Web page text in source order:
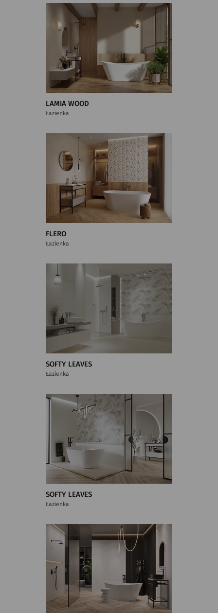
LAMIA WOOD
Łazienka
FLERO
Łazienka
SOFTY LEAVES
Łazienka
SOFTY LEAVES
Łazienka